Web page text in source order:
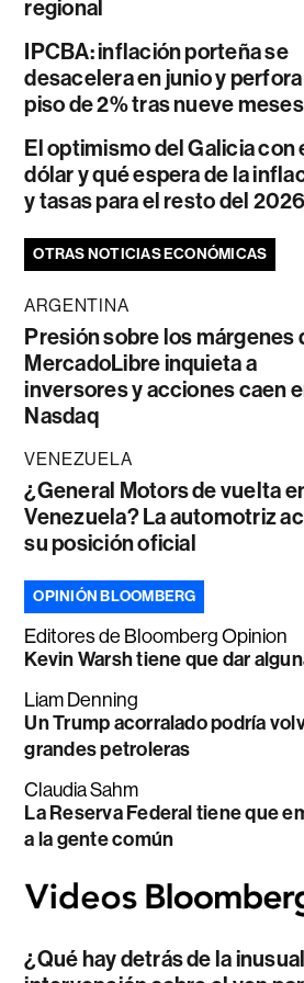
regional
IPCBA: inflación porteña se
desacelera en junio y
piso de 2% tras nueve meses
El optimismo del Galicia con
dólar y qué espera de la
y tasas para el resto del 2026
OTRAS NOTICIAS ECONÓMICAS
ARGENTINA
Presión sobre los márgenes
MercadoLibre inquieta a
inversores y acciones caen
Nasdaq
VENEZUELA
¿General Motors de vuelta
Venezuela? La automotriz
su posición oficial
OPINIÓN BLOOMBERG
Editores de Bloomberg Opinion
Kevin Warsh tiene que dar
Liam Denning
Un Trump acorralado podría
grandes petroleras
Claudia Sahm
La Reserva Federal tiene que
a la gente común
¿Qué hay detrás de la inusual